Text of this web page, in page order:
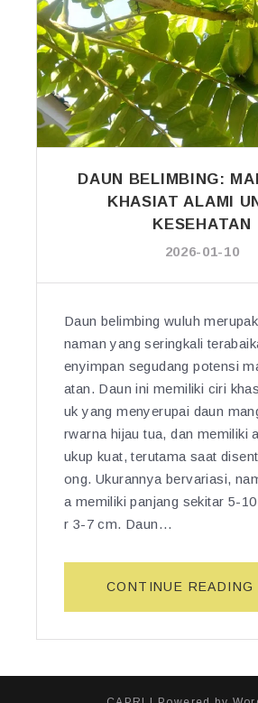
DAUN BELIMBING:
KHASIAT ALAMI
KESEHATAN
2026-01-10
Daun belimbing wuluh
naman yang seringkali
enyimpan segudang potensi
atan. Daun ini memiliki ciri
uk yang menyerupai daun
rwarna hijau tua, dan memiliki
ukup kuat, terutama saat
ong. Ukurannya bervariasi,
a memiliki panjang sekitar 5-
r 3-7 cm. Daun…
CONTINUE READING